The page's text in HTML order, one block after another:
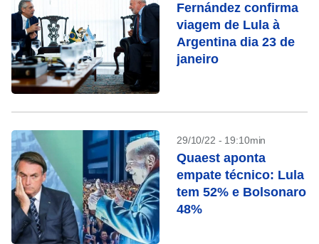
Fernández confirma
viagem de Lula à
Argentina dia 23 de
janeiro
29/10/22 - 19:10min
Quaest aponta
empate técnico: Lula
tem 52% e Bolsonaro
48%